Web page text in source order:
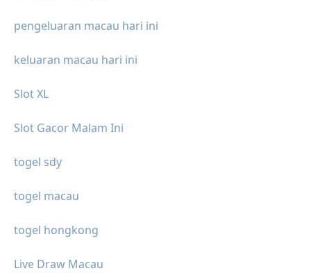
pengeluaran macau hari ini
keluaran macau hari ini
Slot XL
Slot Gacor Malam Ini
togel sdy
togel macau
togel hongkong
Live Draw Macau